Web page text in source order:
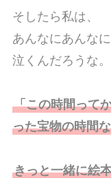
そしたら私は、
あんなにあんな
泣くんだろうな。
「この時間って
った宝物の時間
きっと一緒に絵